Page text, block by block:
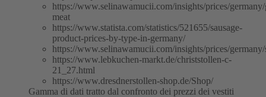
https://www.selinawamucii.com/insights/prices/germany/
meat
https://www.statista.com/statistics/521655/sausage-
product-prices-by-type-in-germany/
https://www.selinawamucii.com/insights/prices/germany/
https://www.lebkuchen-markt.de/christstollen-c-
21_27.html
https://www.dresdnerstollen-shop.de/Shop/
Gamma di dati tratto dal confronto dei prezzi dei vestiti